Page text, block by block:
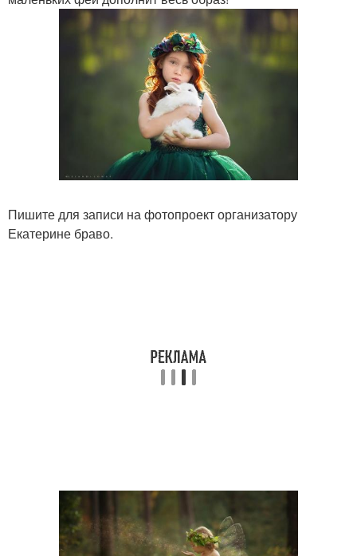
Пишите для записи на фотопроект организатору
Екатерине браво.